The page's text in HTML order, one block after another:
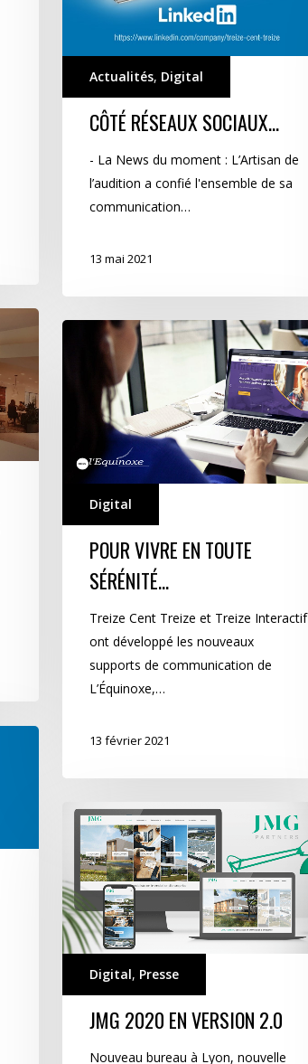
Actualités, Digital
CÔTÉ RÉSEAUX SOCIAUX…
- La News du moment : L’Artisan de
l’audition a confié l'ensemble de sa
communication…
13 mai 2021
sérénité…
Digital
POUR VIVRE EN TOUTE
SÉRÉNITÉ…
Treize Cent Treize et Treize Interactif
ont développé les nouveaux
supports de communication de
L’Équinoxe,…
13 février 2021
JMG
2020
version
2.0
Digital, Presse
JMG 2020 EN VERSION 2.0
Nouveau bureau à Lyon, nouvelle